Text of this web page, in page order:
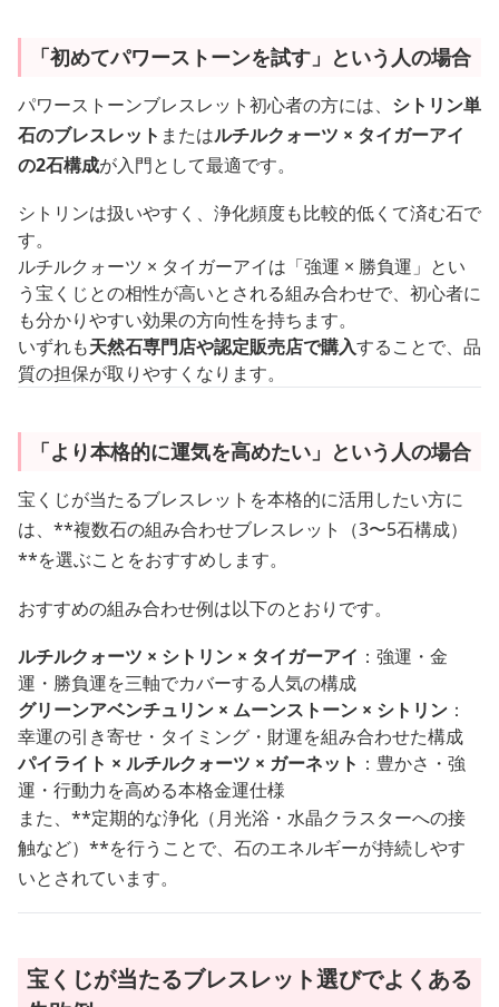
「初めてパワーストーンを試す」という人の場合
パワーストーンブレスレット初心者の方には、 シトリン単
石のブレスレット またはルチルクォーツ × タイガーアイ
の2石構成が入門として最適です。
シトリンは扱いやすく、浄化頻度も比較的低くて済む石で
す。
ルチルクォーツ × タイガーアイは「強運 × 勝負運」とい
う宝くじとの相性が高いとされる組み合わせで、初心者に
も分かりやすい効果の方向性を持ちます。
いずれも天然石専門店や認定販売店で購入することで、品
質の担保が取りやすくなります。
「より本格的に運気を高めたい」という人の場合
宝くじが当たるブレスレットを本格的に活用したい方に
は、**複数石の組み合わせブレスレット（3〜5石構成）
**を選ぶことをおすすめします。
おすすめの組み合わせ例は以下のとおりです。
ルチルクォーツ × シトリン × タイガーアイ ：強運・金
運・勝負運を三軸でカバーする人気の構成
グリーンアベンチュリン × ムーンストーン × シトリン ：
幸運の引き寄せ・タイミング・財運を組み合わせた構成
パイライト × ルチルクォーツ × ガーネット ：豊かさ・強
運・行動力を高める本格金運仕様
また、**定期的な浄化（月光浴・水晶クラスターへの接
触など）**を行うことで、石のエネルギーが持続しやす
いとされています。
宝くじが当たるブレスレット選びでよくある